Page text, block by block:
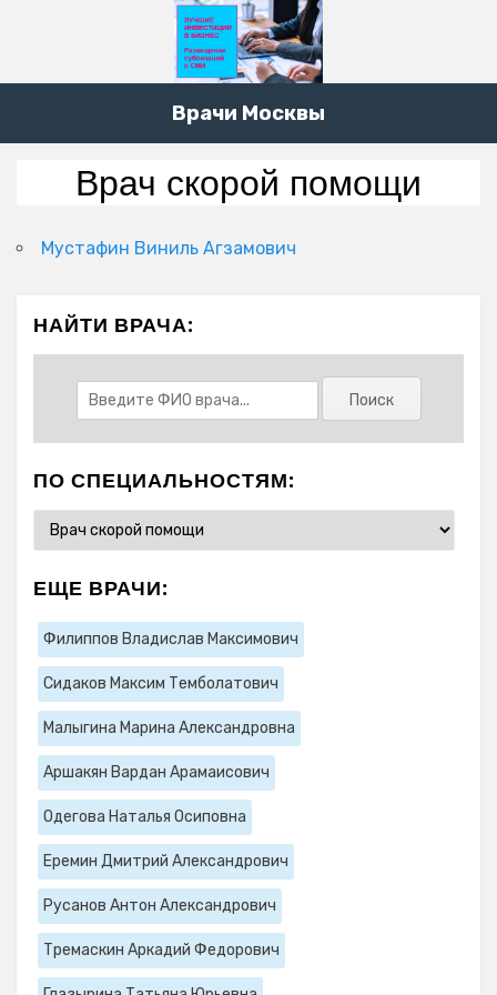
Врачи Москвы
Врач скорой помощи
Мустафин Виниль Агзамович
НАЙТИ ВРАЧА:
ПО СПЕЦИАЛЬНОСТЯМ:
ЕЩЕ ВРАЧИ:
Филиппов Владислав Максимович
Сидаков Максим Темболатович
Малыгина Марина Александровна
Аршакян Вардан Арамаисович
Одегова Наталья Осиповна
Еремин Дмитрий Александрович
Русанов Антон Александрович
Тремаскин Аркадий Федорович